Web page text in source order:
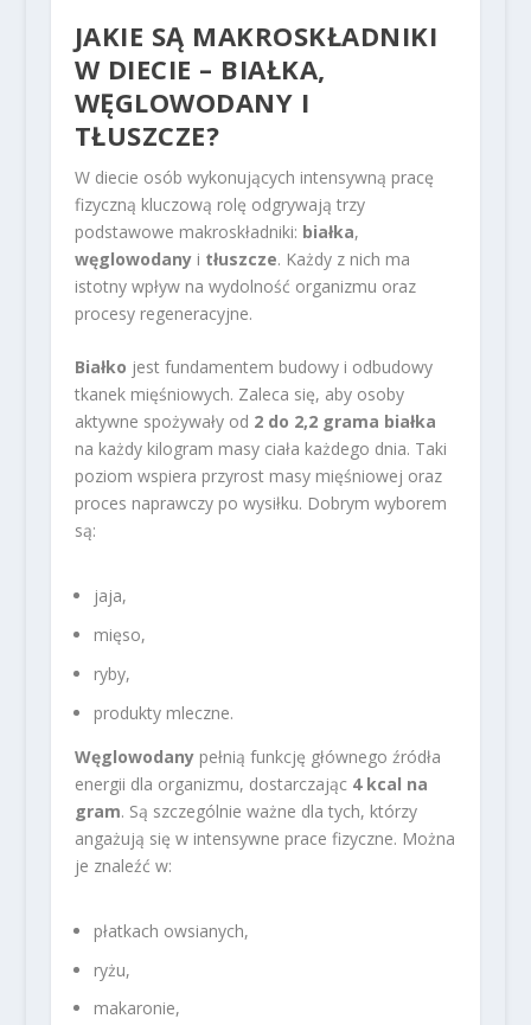
JAKIE SĄ MAKROSKŁADNIKI
W DIECIE – BIAŁKA,
WĘGLOWODANY I
TŁUSZCZE?
W diecie osób wykonujących intensywną pracę
fizyczną kluczową rolę odgrywają trzy
podstawowe makroskładniki: białka,
węglowodanyi tłuszcze. Każdy z nich ma
istotny wpływ na wydolność organizmu oraz
procesy regeneracyjne.
Białko jest fundamentem budowy i odbudowy
tkanek mięśniowych. Zaleca się, aby osoby
aktywne spożywały od 2 do 2,2 grama białka
na każdy kilogram masy ciała każdego dnia. Taki
poziom wspiera przyrost masy mięśniowej oraz
proces naprawczy po wysiłku. Dobrym wyborem
są:
jaja,
mięso,
ryby,
produkty mleczne.
Węglowodanypełnią funkcję głównego źródła
energii dla organizmu, dostarczając 4 kcal na
gram. Są szczególnie ważne dla tych, którzy
angażują się w intensywne prace fizyczne. Można
je znaleźć w:
płatkach owsianych,
ryżu,
makaronie,